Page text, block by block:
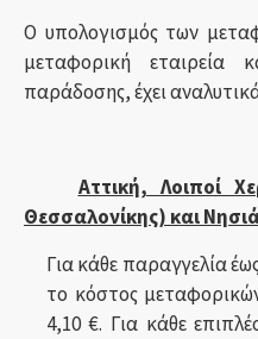
Ο υπολογισμός των
μεταφορική εταιρεία
παράδοσης, έχει
Αττική, Λοιποί
Θεσσαλονίκης) και
Για κάθε παραγγελία
το κόστος
4,10 €. Για κάθε